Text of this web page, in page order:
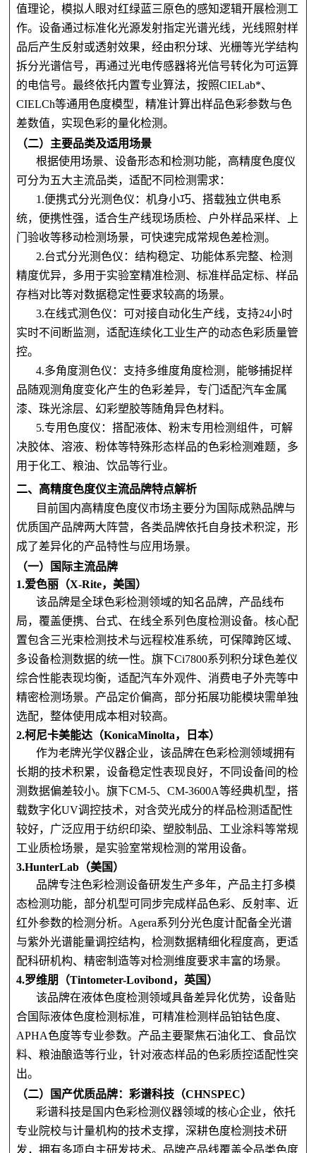
值理论，模拟人眼对红绿蓝三原色的感知逻辑开展检测工
作。设备通过标准化光源发射指定光谱光线，光线照射样
品后产生反射或透射效果，经由积分球、光栅等光学结构
拆分光谱信号，再通过光电传感器将光信号转化为可运算
的电信号。最终依托内置专业算法，按照CIELab*、
CIELCh等通用色度模型，精准计算出样品色彩参数与色
差数值，实现色彩的量化检测。
（二）主要品类及适用场景
根据使用场景、设备形态和检测功能，高精度色度仪
可分为五大主流品类，适配不同检测需求：
1.便携式分光测色仪：机身小巧、搭载独立供电系
统，便携性强，适合生产线现场质检、户外样品采样、上
门验收等移动检测场景，可快速完成常规色差检测。
2.台式分光测色仪：结构稳定、功能体系完整、检测
精度优异，多用于实验室精准检测、标准样品定标、样品
存档对比等对数据稳定性要求较高的场景。
3.在线式测色仪：可对接自动化生产线，支持24小时
实时不间断监测，适配连续化工业生产的动态色彩质量管
控。
4.多角度测色仪：支持多维度角度检测，能够捕捉样
品随观测角度变化产生的色彩差异，专门适配汽车金属
漆、珠光涂层、幻彩塑胶等随角异色材料。
5.专用色度仪：搭配液体、粉末专用检测组件，可解
决胶体、溶液、粉体等特殊形态样品的色彩检测难题，多
用于化工、粮油、饮品等行业。
二、高精度色度仪主流品牌特点解析
目前国内高精度色度仪市场主要分为国际成熟品牌与
优质国产品牌两大阵营，各类品牌依托自身技术积淀，形
成了差异化的产品特性与应用场景。
（一）国际主流品牌
1.爱色丽（X-Rite，美国）
该品牌是全球色彩检测领域的知名品牌，产品线布
局，覆盖便携、台式、在线全系列色度检测设备。核心配
置包含三光束检测技术与远程校准系统，可保障跨区域、
多设备检测数据的统一性。旗下Ci7800系列积分球色差仪
综合性能表现均衡，适配汽车外观件、消费电子外壳等中
精密检测场景。产品定价偏高，部分拓展功能模块需单独
选配，整体使用成本相对较高。
2.柯尼卡美能达（KonicaMinolta，日本）
作为老牌光学仪器企业，该品牌在色彩检测领域拥有
长期的技术积累，设备稳定性表现良好，不同设备间的检
测数据偏差较小。旗下CM-5、CM-3600A等经典机型，搭
载数字化UV调控技术，对含荧光成分的样品检测适配性
较好，广泛应用于纺织印染、塑胶制品、工业涂料等常规
工业质检场景，是实验室常规检测的常用设备。
3.HunterLab（美国）
品牌专注色彩检测设备研发生产多年，产品主打多模
态检测功能，部分机型可同步完成样品色彩、反射率、近
红外参数的检测分析。Agera系列分光色度计配备全光谱
与紫外光谱能量调控结构，检测数据精细化程度高，更适
配科研机构、精密制造等对检测维度要求丰富的场景。
4.罗维朋（Tintometer-Lovibond，英国）
该品牌在液体色度检测领域具备差异化优势，设备贴
合国际液体色度检测标准，可精准检测样品铂钴色度、
APHA色度等专业参数。产品主要聚焦石油化工、食品饮
料、粮油酿造等行业，针对液态样品的色彩质控适配性突
出。
（二）国产优质品牌：彩谱科技（CHNSPEC）
彩谱科技是国内色彩检测仪器领域的核心企业，依托
专业院校与计量机构的技术支撑，深耕色度检测技术研
发，拥有多项自主研发技术。品牌产品线覆盖全品类色度